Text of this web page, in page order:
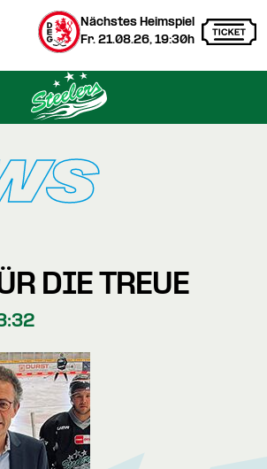
Nächstes Heimspiel
Fr. 21.08.26, 19:30h
DIE TREUE